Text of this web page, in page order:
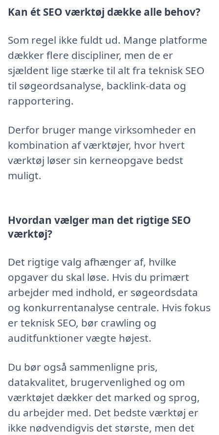
Kan ét SEO værktøj dække alle behov?
Som regel ikke fuldt ud. Mange platforme
dækker flere discipliner, men de er
sjældent lige stærke til alt fra teknisk SEO
til søgeordsanalyse, backlink-data og
rapportering.
Derfor bruger mange virksomheder en
kombination af værktøjer, hvor hvert
værktøj løser sin kerneopgave bedst
muligt.
Hvordan vælger man det rigtige SEO
værktøj?
Det rigtige valg afhænger af, hvilke
opgaver du skal løse. Hvis du primært
arbejder med indhold, er søgeordsdata
og konkurrentanalyse centrale. Hvis fokus
er teknisk SEO, bør crawling og
auditfunktioner vægte højest.
Du bør også sammenligne pris,
datakvalitet, brugervenlighed og om
værktøjet dækker det marked og sprog,
du arbejder med. Det bedste værktøj er
ikke nødvendigvis det største, men det